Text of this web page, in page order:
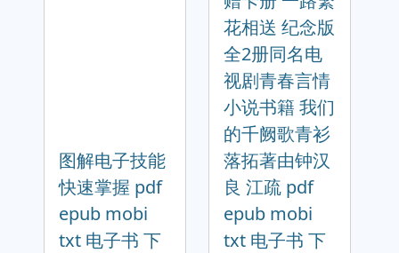
图解电子技能
快速掌握 pdf
epub mobi
txt 电子书 下
花相送 纪念版
全2册同名电
视剧青春言情
小说书籍 我们
的千阙歌青衫
落拓著由钟汉
良 江疏 pdf
epub mobi
txt 电子书 下